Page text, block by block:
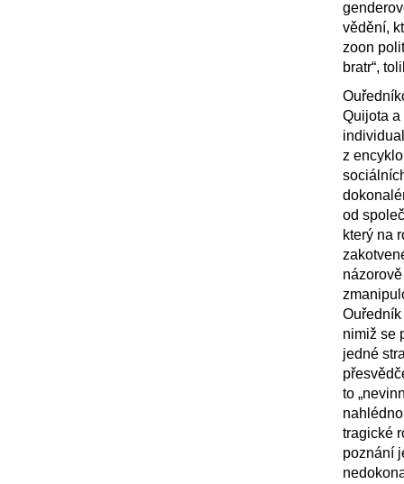
vědění,
zoon
bratr“,
Quijota
z
od
který na
nimiž se
jedné
to
tragické
poznání